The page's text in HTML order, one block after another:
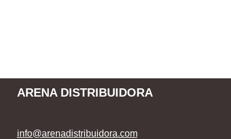
ARENA DISTRIBUIDORA
info@arenadistribuidora.com